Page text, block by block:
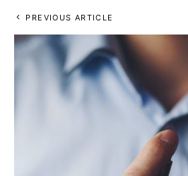
PREVIOUS ARTICLE